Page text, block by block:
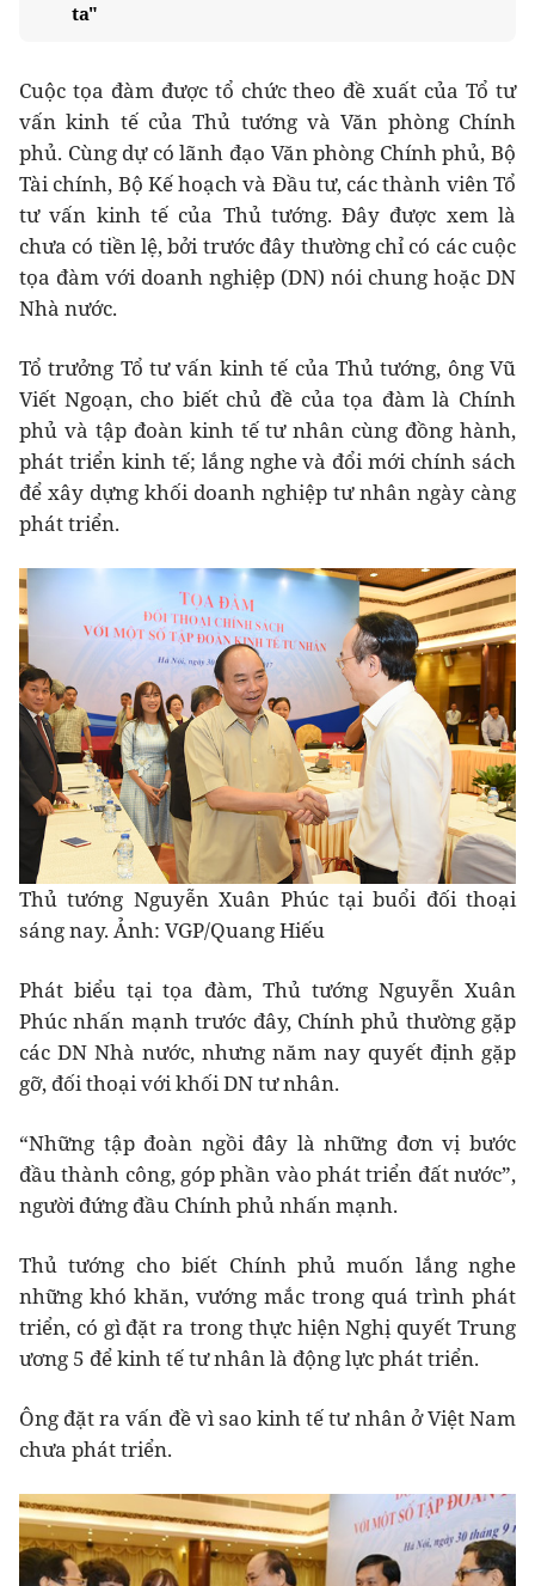
ta"
Cuộc tọa đàm được tổ chức theo đề xuất của Tổ tư
vấn kinh tế của Thủ tướng và Văn phòng Chính
phủ. Cùng dự có lãnh đạo Văn phòng Chính phủ, Bộ
Tài chính, Bộ Kế hoạch và Đầu tư, các thành viên Tổ
tư vấn kinh tế của Thủ tướng. Đây được xem là
chưa có tiền lệ, bởi trước đây thường chỉ có các cuộc
tọa đàm với doanh nghiệp (DN) nói chung hoặc DN
Nhà nước.
Tổ trưởng Tổ tư vấn kinh tế của Thủ tướng, ông Vũ
Viết Ngoạn, cho biết chủ đề của tọa đàm là Chính
phủ và tập đoàn kinh tế tư nhân cùng đồng hành,
phát triển kinh tế; lắng nghe và đổi mới chính sách
để xây dựng khối doanh nghiệp tư nhân ngày càng
phát triển.
Thủ tướng Nguyễn Xuân Phúc tại buổi đối thoại
sáng nay. Ảnh: VGP/Quang Hiếu
Phát biểu tại tọa đàm, Thủ tướng Nguyễn Xuân
Phúc nhấn mạnh trước đây, Chính phủ thường gặp
các DN Nhà nước, nhưng năm nay quyết định gặp
gỡ, đối thoại với khối DN tư nhân.
“Những tập đoàn ngồi đây là những đơn vị bước
đầu thành công, góp phần vào phát triển đất nước”,
người đứng đầu Chính phủ nhấn mạnh.
Thủ tướng cho biết Chính phủ muốn lắng nghe
những khó khăn, vướng mắc trong quá trình phát
triển, có gì đặt ra trong thực hiện Nghị quyết Trung
ương 5 để kinh tế tư nhân là động lực phát triển.
Ông đặt ra vấn đề vì sao kinh tế tư nhân ở Việt Nam
chưa phát triển.